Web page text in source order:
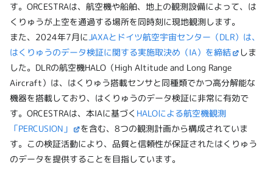
す。ORCESTRAは、航空機や船舶、地上の観測設備によって、は
くりゅうが上空を通過する場所を同時刻に現地観測します。
また、2024年7月にJAXAとドイツ航空宇宙センター（DLR）は、
はくりゅうのデータ検証に関する実施取決め（IA）を締結
しま
した。DLRの航空機HALO（High Altitude and Long Range
Aircraft）は、はくりゅう搭載センサと同種類でかつ高分解能な
機器を搭載しており、はくりゅうのデータ検証に非常に有効で
す。ORCESTRAは、本IAに基づく HALOによる航空機観測
「PERCUSION」
を含む、8つの観測計画から構成されていま
す。この検証活動により、品質と信頼性が保証されたはくりゅう
のデータを提供することを目指しています。